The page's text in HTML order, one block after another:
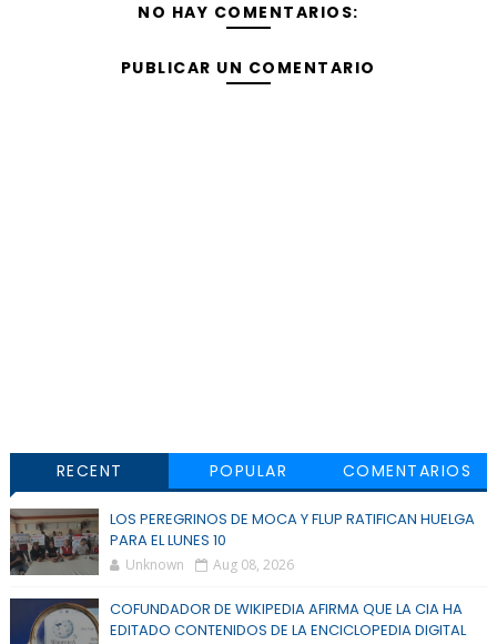
NO HAY COMENTARIOS:
PUBLICAR UN COMENTARIO
RECENT POPULAR COMENTARIOS
LOS PEREGRINOS DE MOCA Y FLUP RATIFICAN HUELGA
PARA EL LUNES 10
Unknown Aug 08, 2026
COFUNDADOR DE WIKIPEDIA AFIRMA QUE LA CIA HA
EDITADO CONTENIDOS DE LA ENCICLOPEDIA DIGITAL